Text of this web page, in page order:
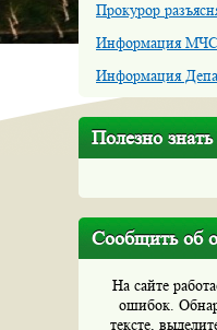
Прокурор
Информация
Информация
Полезно знать
Сообщить об
На сайте
ошибок.
тексте,